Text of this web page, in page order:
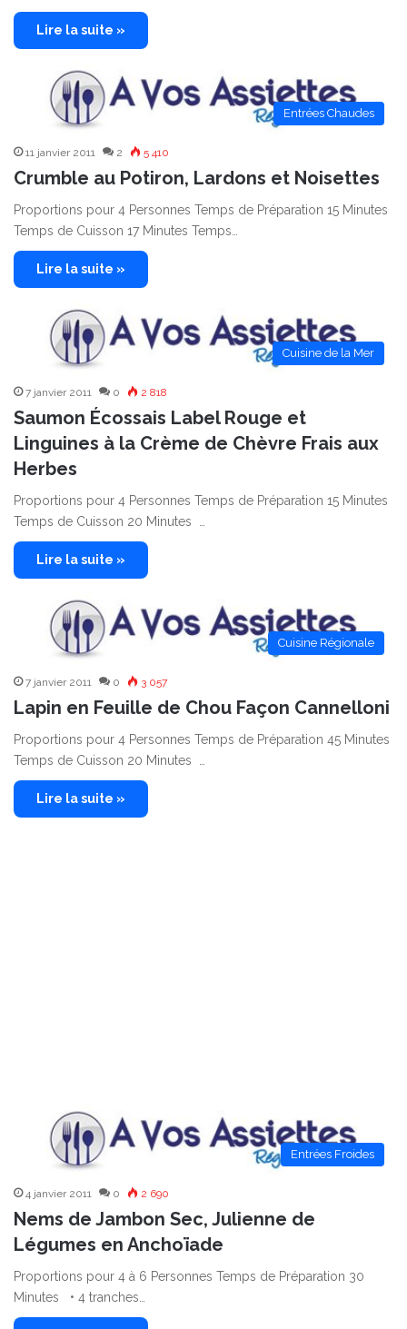
Lire la suite »
Entrées Chaudes
11 janvier 2011 2 5 410
Crumble au Potiron, Lardons et Noisettes
Proportions pour 4 Personnes Temps de Préparation 15 Minutes
Temps de Cuisson 17 Minutes Temps…
Lire la suite »
Cuisine de la Mer
7 janvier 2011 0 2 818
Saumon Écossais Label Rouge et
Linguines à la Crème de Chèvre Frais aux
Herbes
Proportions pour 4 Personnes Temps de Préparation 15 Minutes
Temps de Cuisson 20 Minutes …
Lire la suite »
Cuisine Régionale
7 janvier 2011 0 3 057
Lapin en Feuille de Chou Façon Cannelloni
Proportions pour 4 Personnes Temps de Préparation 45 Minutes
Temps de Cuisson 20 Minutes …
Lire la suite »
Entrées Froides
4 janvier 2011 0 2 690
Nems de Jambon Sec, Julienne de
Légumes en Anchoïade
Proportions pour 4 à 6 Personnes Temps de Préparation 30
Minutes • 4 tranches…